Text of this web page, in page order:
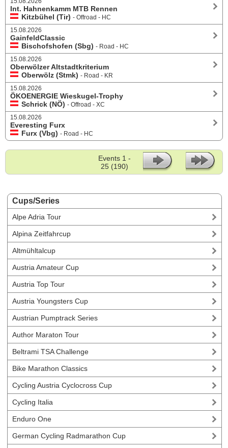
Cups/Series
Alpe Adria Tour
Alpina Zeitfahrcup
Altmühltalcup
Austria Amateur Cup
Austria Top Tour
Austria Youngsters Cup
Austrian Pumptrack Series
Author Maraton Tour
Beltrami TSA Challenge
Bike Marathon Classics
Cycling Austria Cyclocross Cup
Cycling Italia
Enduro One
German Cycling Radmarathon Cup
Int. Hahnenkamm MTB Rennen
Kitzbühel (Tir) - Offroad - HC
15.08.2026
GainfeldClassic
Bischofshofen (Sbg) - Road - HC
15.08.2026
Oberwölzer Altstadtkriterium
Oberwölz (Stmk) - Road - KR
15.08.2026
ÖKOENERGIE Wieskugel-Trophy
Schrick (NÖ) - Offroad - XC
15.08.2026
Everesting Furx
Furx (Vbg) - Road - HC
Events 1 -
25 (190)